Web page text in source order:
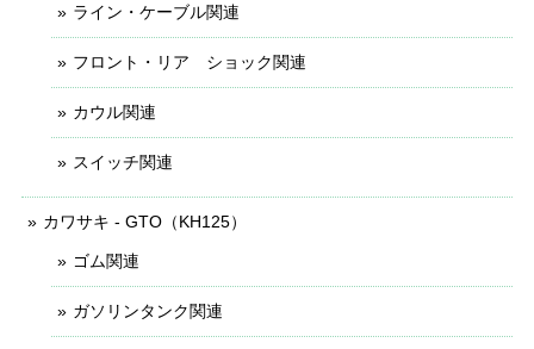
ライン・ケーブル関連
フロント・リア ショック関連
カウル関連
スイッチ関連
カワサキ - GTO（KH125）
ゴム関連
ガソリンタンク関連